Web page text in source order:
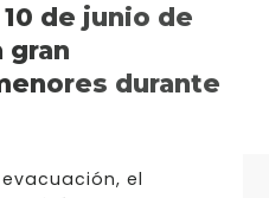
de junio de
gran
durante
el